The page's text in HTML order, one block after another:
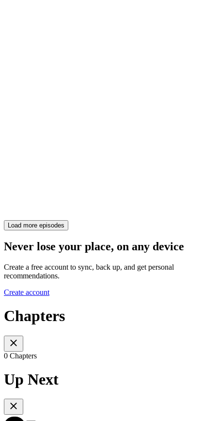
Load more episodes
Never lose your place, on any device
Create a free account to sync, back up, and get personal
recommendations.
Create account
Chapters
0 Chapters
Up Next